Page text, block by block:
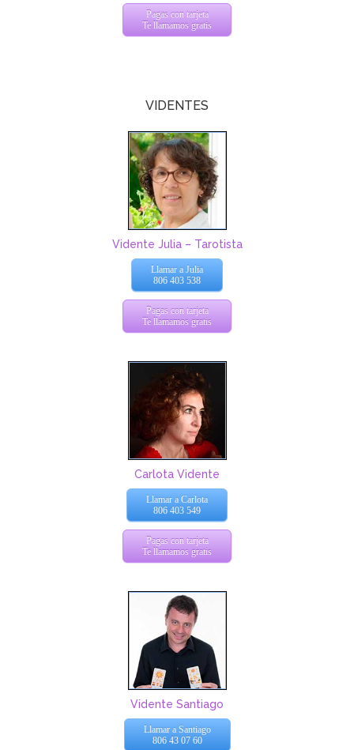
Pagas con tarjeta
Te llamamos gratis
VIDENTES
Vidente Julia – Tarotista
Llamar a Julia
806 403 538
Pagas con tarjeta
Te llamamos gratis
Carlota Vidente
Llamar a Carlota
806 403 549
Pagas con tarjeta
Te llamamos gratis
Vidente Santiago
Llamar a Santiago
806 43 07 60